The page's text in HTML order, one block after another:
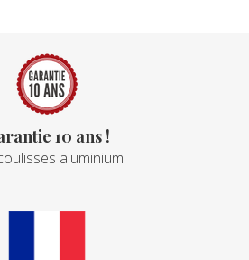
10 ans !
aluminium